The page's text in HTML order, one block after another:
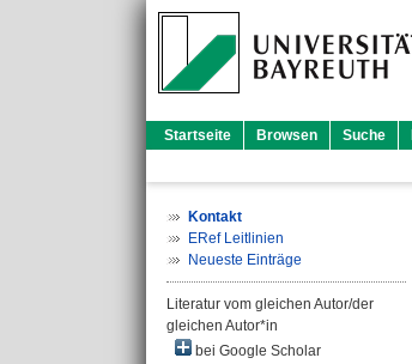
Startseite Browsen Suche
Kontakt
ERef Leitlinien
Neueste Einträge
Literatur vom gleichen Autor/der
gleichen Autor*in
bei Google Scholar